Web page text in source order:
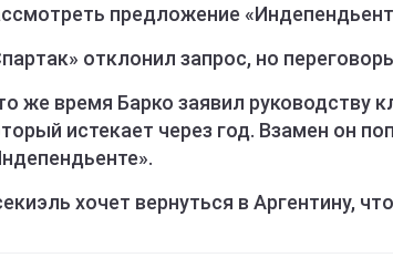
предложение
отклонил запрос, но
же время Барко заявил руководству
истекает через год. Взамен он
хочет вернуться в Аргентину,